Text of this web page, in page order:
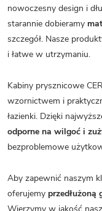
nowoczesny design i
starannie dobieramy
szczegół. Nasze
i łatwe w utrzymaniu.
Kabiny prysznicowe
wzornictwem i
łazienki. Dzięki
odporne na wilgoć i
bezproblemowe
Aby zapewnić naszym
oferujemy